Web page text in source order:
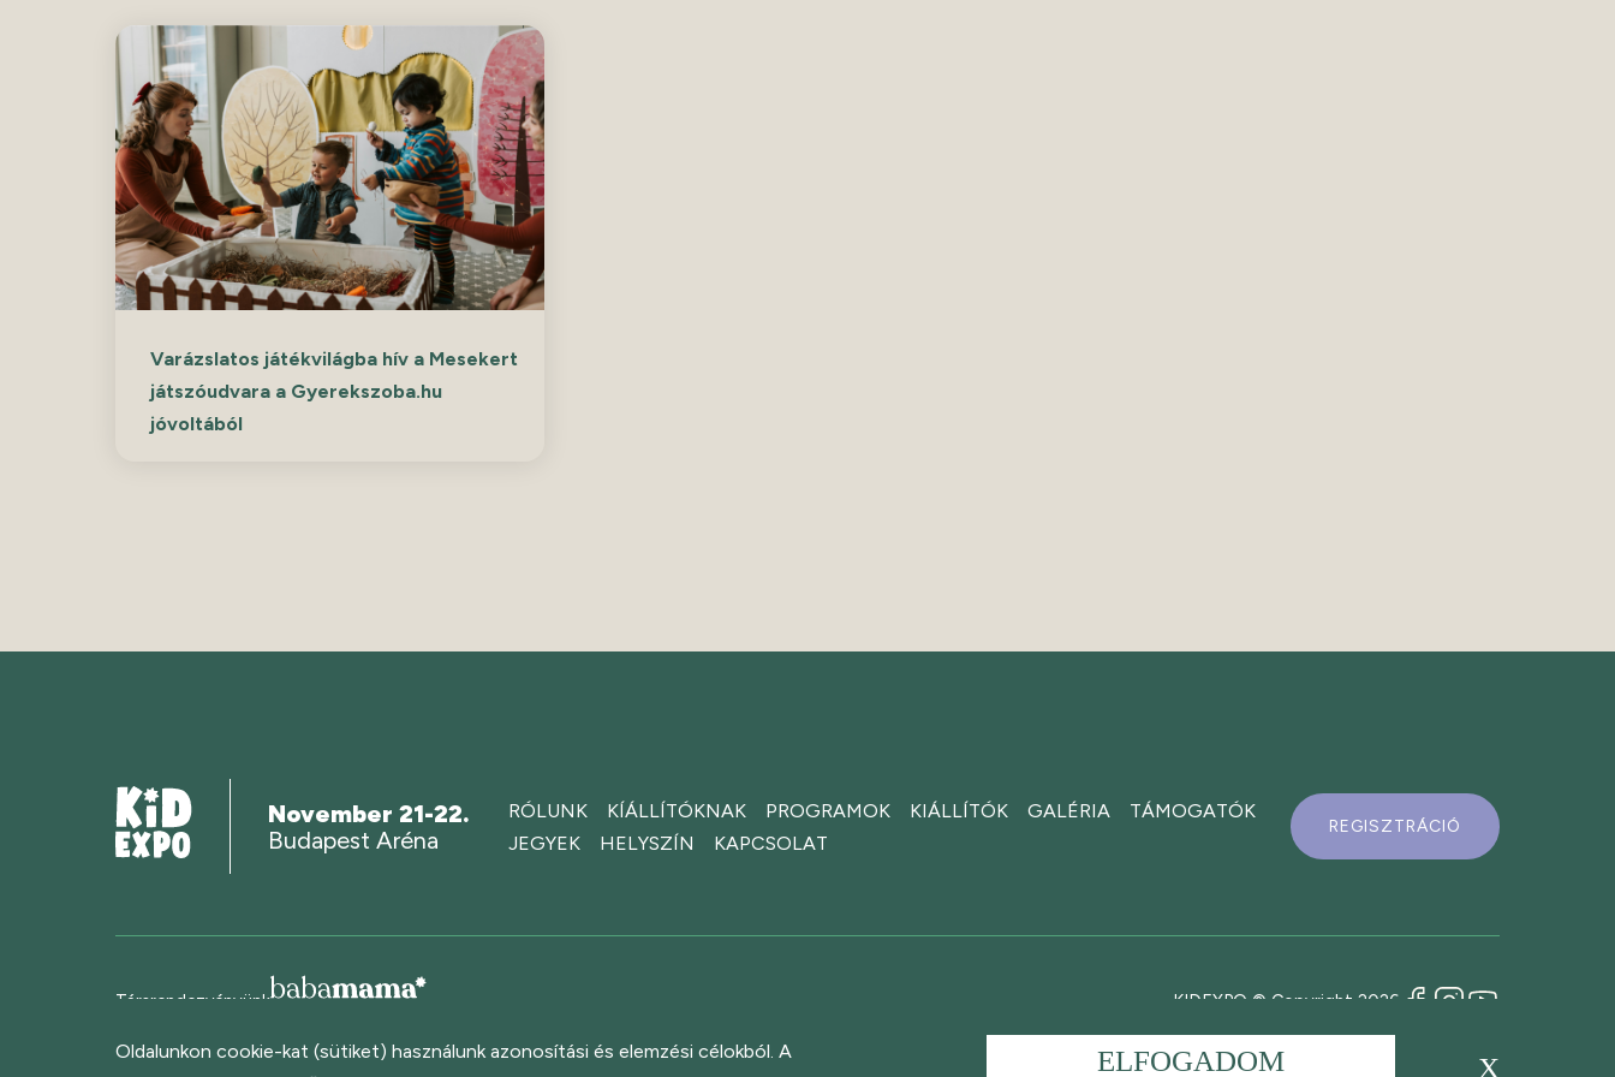
Varázslatos játékvilágba hív a Mesekert
játszóudvara a Gyerekszoba.hu
jóvoltából
November 21-22.
Budapest Aréna
RÓLUNK KÍÁLLÍTÓKNAK PROGRAMOK KIÁLLÍTÓK GALÉRIA
TÁMOGATÓK
JEGYEK
HELYSZÍN KAPCSOLAT
REGISZTRÁCIÓ
Társrendezvényünk KIDEXPO © Copyright 2026
X
ELFOGADOM
Oldalunkon cookie-kat (sütiket) használunk azonosítási és elemzési célokból. A